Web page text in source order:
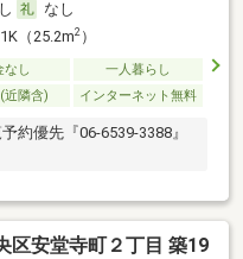
なし
（25.2m2）
なし
一人暮らし
近隣含) インターネット無料
約優先『06-6539-3388』
区安堂寺町２丁目 築19